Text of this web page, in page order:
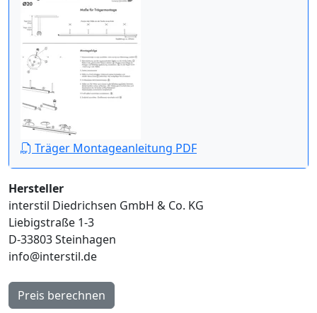
Träger Montageanleitung PDF
Hersteller
interstil Diedrichsen GmbH & Co. KG
Liebigstraße 1-3
D-33803 Steinhagen
info@interstil.de
Preis berechnen